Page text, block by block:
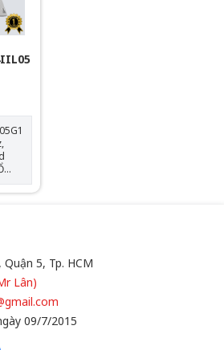
5, Tp. HCM
Lân)
09/7/2015